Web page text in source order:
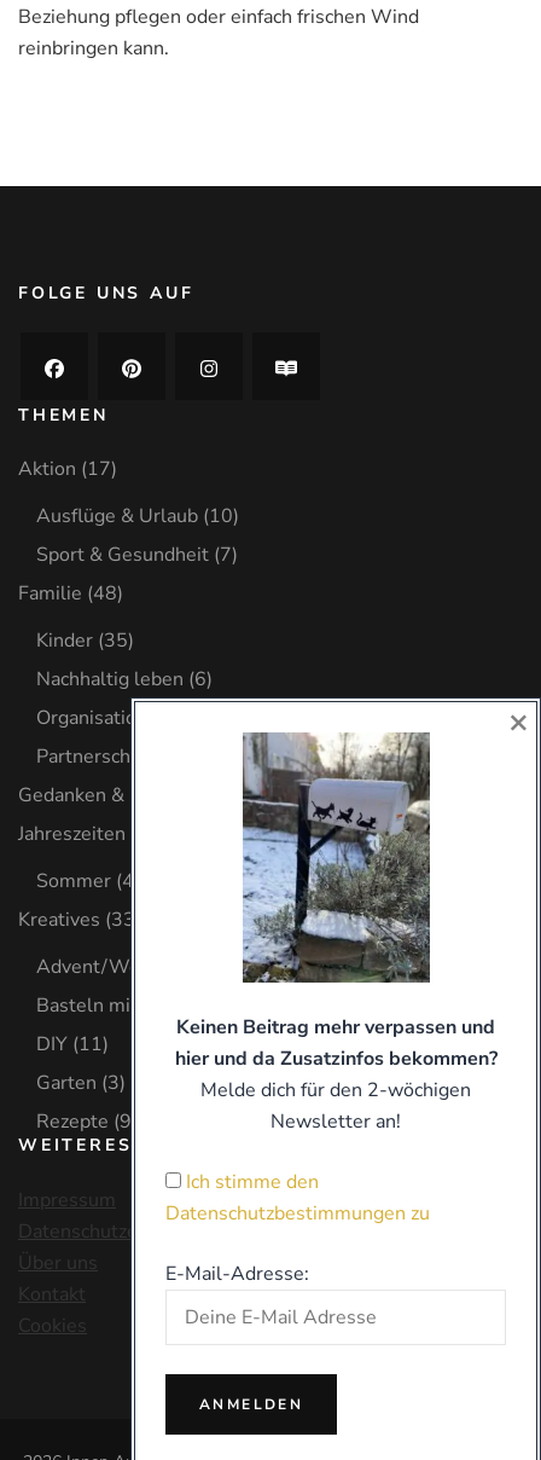
Beziehung pflegen oder einfach frischen Wind
reinbringen kann.
FOLGE UNS AUF
THEMEN
Aktion (17)
Ausflüge & Urlaub (10)
Sport & Gesundheit (7)
Familie (48)
Kinder (35)
Nachhaltig leben (6)
Organisation
Partnerschaft
Gedanken & Glaube
Jahreszeiten
Sommer (4)
Kreatives (33)
Advent/Weihnachten
(8)
Basteln mit Kind
DIY (11)
Garten (3)
Rezepte (9)
WEITERES
Impressum
Datenschutzerklärung
Über uns
Kontakt
Cookies
Keinen Beitrag mehr verpassen und
hier und da Zusatzinfos bekommen?
Melde dich für den 2-wöchigen
Newsletter an!
Ich stimme den
Datenschutzbestimmungen zu
E-Mail-Adresse:
×